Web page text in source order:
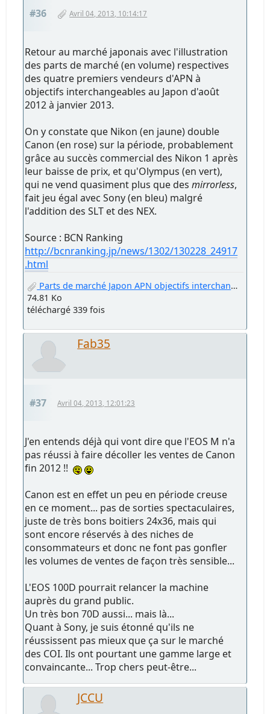
#36 Avril 04, 2013, 10:14:17
Retour au marché japonais avec l'illustration
des parts de marché (en volume) respectives
des quatre premiers vendeurs d'APN à
objectifs interchangeables au Japon d'août
2012 à janvier 2013.
On y constate que Nikon (en jaune) double
Canon (en rose) sur la période, probablement
grâce au succès commercial des Nikon 1 après
leur baisse de prix, et qu'Olympus (en vert),
qui ne vend quasiment plus que desmirrorless,
fait jeu égal avec Sony (en bleu) malgré
l'addition des SLT et des NEX.
Source : BCN Ranking
http://bcnranking.jp/news/1302/130228_24917
.html
Parts de marché Japon APN objectifs interchangeables.jpg
74.81 Ko
téléchargé 339 fois
Fab35
#37 Avril 04, 2013, 12:01:23
J'en entends déjà qui vont dire que l'EOS M n'a
pas réussi à faire décoller les ventes de Canon
fin 2012 !!
Canon est en effet un peu en période creuse
en ce moment... pas de sorties spectaculaires,
juste de très bons boitiers 24x36, mais qui
sont encore réservés à des niches de
consommateurs et donc ne font pas gonfler
les volumes de ventes de façon très sensible...
L'EOS 100D pourrait relancer la machine
auprès du grand public.
Un très bon 70D aussi... mais là...
Quant à Sony, je suis étonné qu'ils ne
réussissent pas mieux que ça sur le marché
des COI. Ils ont pourtant une gamme large et
convaincante... Trop chers peut-être...
JCCU